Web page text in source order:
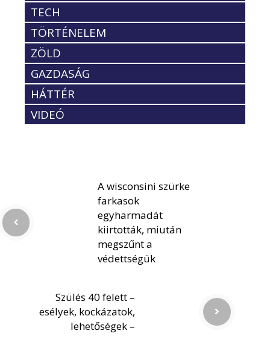
TECH
TÖRTÉNELEM
ZÖLD
GAZDASÁG
HÁTTÉR
VIDEÓ
A wisconsini szürke
farkasok
egyharmadát
kiirtották, miután
megszűnt a
védettségük
Szülés 40 felett –
esélyek, kockázatok,
lehetőségek –